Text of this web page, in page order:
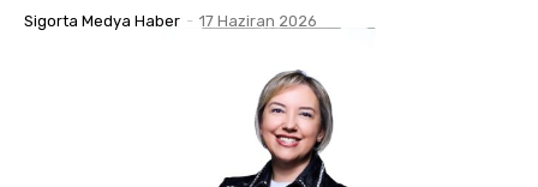
Sigorta Medya Haber - 17 Haziran 2026